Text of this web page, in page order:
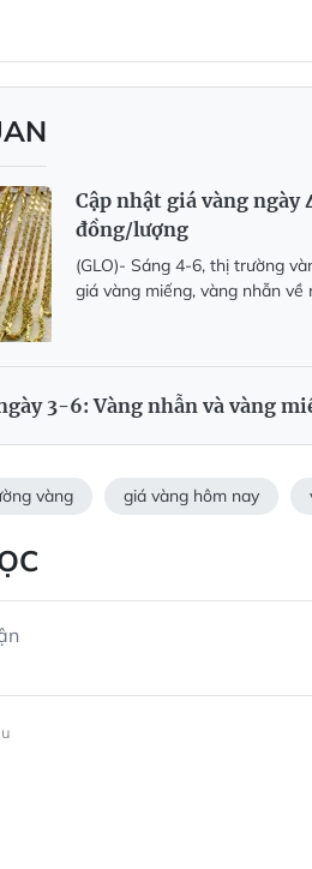
Cập nhật giá vàng
đồng/lượng
(GLO)- Sáng 4-6, thị trường
giá vàng miếng, vàng nhẫn
3-6: Vàng nhẫn và vàng
vàng giá vàng hôm nay